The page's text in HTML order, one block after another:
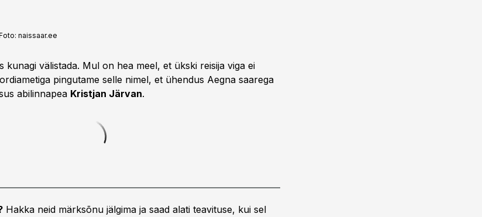
naissaar.ee
kunagi välistada. Mul on hea meel, et ükski reisija viga ei
pingutame selle nimel, et ühendus Aegna saarega
abilinnapea Kristjan Järvan.
Hakka neid märksõnu jälgima ja saad alati teavituse, kui sel